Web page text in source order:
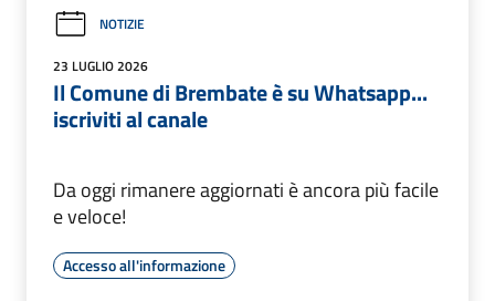
NOTIZIE
23 LUGLIO 2026
Il Comune di Brembate è su Whatsapp...
iscriviti al canale
Da oggi rimanere aggiornati è ancora più facile
e veloce!
Accesso all'informazione